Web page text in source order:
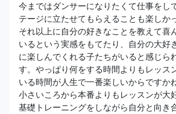
今まではダンサーになりたくて仕事をし
テージに立たせてもらえることも楽しか
それ以上に自分の好きなことを教えて喜
いるという実感をもてたり、自分の大好
に楽しんでくれる子たちがいると感じら
す。やっぱり何をする時間よりもレッス
いる時間が人生で一番楽しいからですかね
小さいころから本番よりもレッスンが大
基礎トレーニングをしながら自分と向き